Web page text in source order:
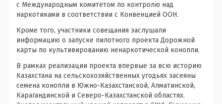
с Международным комитетом по контролю над
наркотиками в соответствии с Конвенцией ООН.
Кроме того, участники совещания заслушали
информацию о запуске пилотного проекта Дорожной
карты по культивированию ненаркотической конопли.
В рамках реализации проекта впервые за всю историю
Казахстана на сельскохозяйственных угодьях засеяны
семена конопли в Южно-Казахстанской, Алматинской,
Карагандинской и Северо-Казахстанской областях.